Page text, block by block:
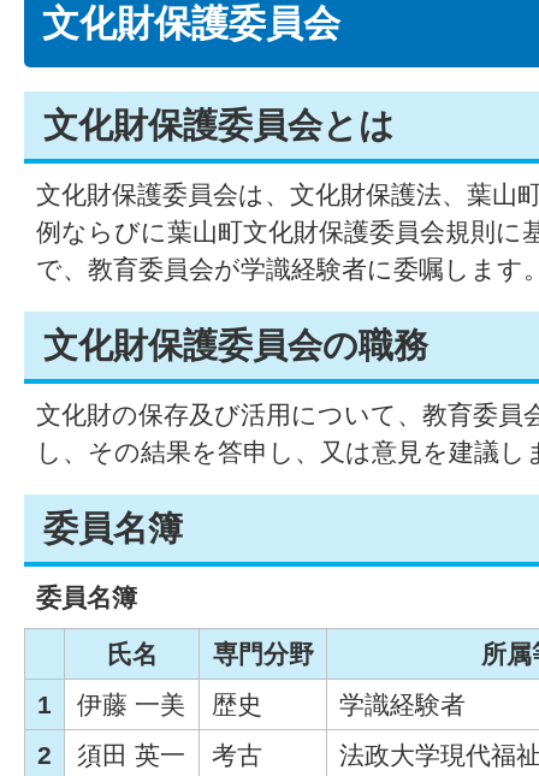
文化財保護委員会
文化財保護委員会とは
文化財保護委員会は、文化財保護法、葉山
例ならびに葉山町文化財保護委員会規則に
で、教育委員会が学識経験者に委嘱します
文化財保護委員会の職務
文化財の保存及び活用について、教育委員
し、その結果を答申し、又は意見を建議し
委員名簿
委員名簿
氏名 専門分野
所属
1
伊藤 一美 歴史
学識経験者
2
須田 英一 考古
法政大学現代福